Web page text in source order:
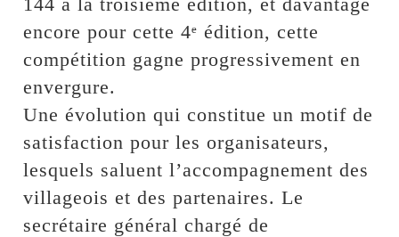
encore pour cette 4ᵉ édition, cette
compétition gagne progressivement en
envergure.
Une évolution qui constitue un motif de
satisfaction pour les organisateurs,
lesquels saluent l’accompagnement des
villageois et des partenaires. Le
secrétaire général chargé de